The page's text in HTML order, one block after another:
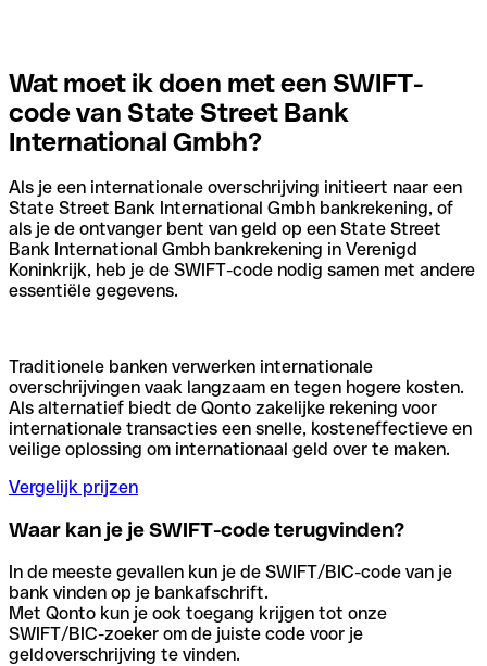
Wat moet ik doen met een SWIFT-
code van State Street Bank
International Gmbh?
Als je een internationale overschrijving initieert naar een
State Street Bank International Gmbh bankrekening, of
als je de ontvanger bent van geld op een State Street
Bank International Gmbh bankrekening in Verenigd
Koninkrijk, heb je de SWIFT-code nodig samen met andere
essentiële gegevens.
Traditionele banken verwerken internationale
overschrijvingen vaak langzaam en tegen hogere kosten.
Als alternatief biedt de Qonto zakelijke rekening voor
internationale transacties een snelle, kosteneffectieve en
veilige oplossing om internationaal geld over te maken.
Vergelijk prijzen
Waar kan je je SWIFT-code terugvinden?
In de meeste gevallen kun je de SWIFT/BIC-code van je
bank vinden op je bankafschrift.
Met Qonto kun je ook toegang krijgen tot onze
SWIFT/BIC-zoeker om de juiste code voor je
geldoverschrijving te vinden.